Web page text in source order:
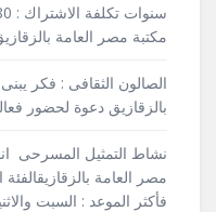
مكتبة مصر العامة
الصالون الثقافى : فكر
بالزقازيق دعوة لحضور
نشاط التمثيل المسرحى